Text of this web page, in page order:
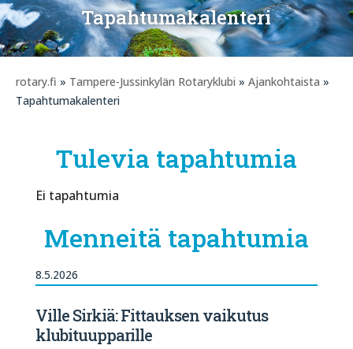
Tapahtumakalenteri
rotary.fi » Tampere-Jussinkylän Rotaryklubi » Ajankohtaista »
Tapahtumakalenteri
Tulevia tapahtumia
Ei tapahtumia
Menneitä tapahtumia
8.5.2026
Ville Sirkiä: Fittauksen vaikutus
klubituupparille